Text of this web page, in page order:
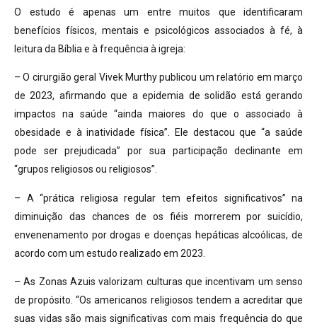
O estudo é apenas um entre muitos que identificaram
benefícios físicos, mentais e psicológicos associados à fé, à
leitura da Bíblia e à frequência à igreja:
– O cirurgião geral Vivek Murthy publicou um relatório em março
de 2023, afirmando que a epidemia de solidão está gerando
impactos na saúde “ainda maiores do que o associado à
obesidade e à inatividade física”. Ele destacou que “a saúde
pode ser prejudicada” por sua participação declinante em
“grupos religiosos ou religiosos”.
– A “prática religiosa regular tem efeitos significativos” na
diminuição das chances de os fiéis morrerem por suicídio,
envenenamento por drogas e doenças hepáticas alcoólicas, de
acordo com um estudo realizado em 2023.
– As Zonas Azuis valorizam culturas que incentivam um senso
de propósito. “Os americanos religiosos tendem a acreditar que
suas vidas são mais significativas com mais frequência do que